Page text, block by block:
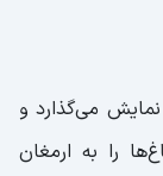
می‌گذارد و
را به ارمغان